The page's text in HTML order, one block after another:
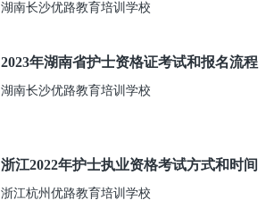
湖南长沙优路教育培训学校
2023年湖南省护士资格证考试和报名流程
湖南长沙优路教育培训学校
浙江2022年护士执业资格考试方式和时间
浙江杭州优路教育培训学校